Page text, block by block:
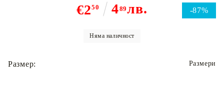
-87%
€250 489лв.
Няма наличност
Размер: Размери